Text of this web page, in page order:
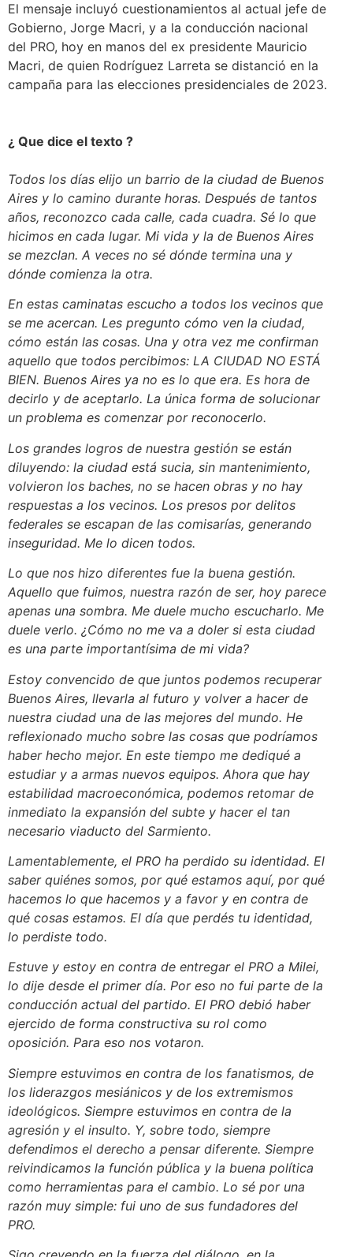
El mensaje incluyó cuestionamientos al actual jefe de
Gobierno, Jorge Macri, y a la conducción nacional
del PRO, hoy en manos del ex presidente Mauricio
Macri, de quien Rodríguez Larreta se distanció en la
campaña para las elecciones presidenciales de 2023.
¿ Que dice el texto ?
Todos los días elijo un barrio de la ciudad de Buenos
Aires y lo camino durante horas. Después de tantos
años, reconozco cada calle, cada cuadra. Sé lo que
hicimos en cada lugar. Mi vida y la de Buenos Aires
se mezclan. A veces no sé dónde termina una y
dónde comienza la otra.
En estas caminatas escucho a todos los vecinos que
se me acercan. Les pregunto cómo ven la ciudad,
cómo están las cosas. Una y otra vez me confirman
aquello que todos percibimos: LA CIUDAD NO ESTÁ
BIEN. Buenos Aires ya no es lo que era. Es hora de
decirlo y de aceptarlo. La única forma de solucionar
un problema es comenzar por reconocerlo.
Los grandes logros de nuestra gestión se están
diluyendo: la ciudad está sucia, sin mantenimiento,
volvieron los baches, no se hacen obras y no hay
respuestas a los vecinos. Los presos por delitos
federales se escapan de las comisarías, generando
inseguridad. Me lo dicen todos.
Lo que nos hizo diferentes fue la buena gestión.
Aquello que fuimos, nuestra razón de ser, hoy parece
apenas una sombra. Me duele mucho escucharlo. Me
duele verlo. ¿Cómo no me va a doler si esta ciudad
es una parte importantísima de mi vida?
Estoy convencido de que juntos podemos recuperar
Buenos Aires, llevarla al futuro y volver a hacer de
nuestra ciudad una de las mejores del mundo. He
reflexionado mucho sobre las cosas que podríamos
haber hecho mejor. En este tiempo me dediqué a
estudiar y a armas nuevos equipos. Ahora que hay
estabilidad macroeconómica, podemos retomar de
inmediato la expansión del subte y hacer el tan
necesario viaducto del Sarmiento.
Lamentablemente, el PRO ha perdido su identidad. El
saber quiénes somos, por qué estamos aquí, por qué
hacemos lo que hacemos y a favor y en contra de
qué cosas estamos. El día que perdés tu identidad,
lo perdiste todo.
Estuve y estoy en contra de entregar el PRO a Milei,
lo dije desde el primer día. Por eso no fui parte de la
conducción actual del partido. El PRO debió haber
ejercido de forma constructiva su rol como
oposición. Para eso nos votaron.
Siempre estuvimos en contra de los fanatismos, de
los liderazgos mesiánicos y de los extremismos
ideológicos. Siempre estuvimos en contra de la
agresión y el insulto. Y, sobre todo, siempre
defendimos el derecho a pensar diferente. Siempre
reivindicamos la función pública y la buena política
como herramientas para el cambio. Lo sé por una
razón muy simple: fui uno de sus fundadores del
PRO.